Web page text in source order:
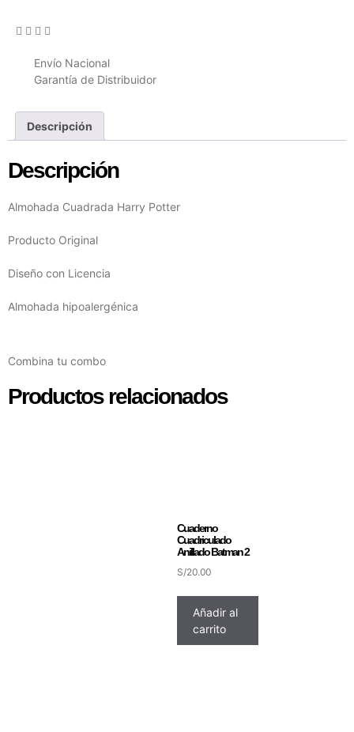
Envío Nacional
Garantía de Distribuidor
Descripción
Descripción
Almohada Cuadrada Harry Potter
Producto Original
Diseño con Licencia
Almohada hipoalergénica
Combina tu combo
Productos relacionados
Cuaderno
Cuadriculado
Anillado Batman 2
S/20.00
Añadir al
carrito